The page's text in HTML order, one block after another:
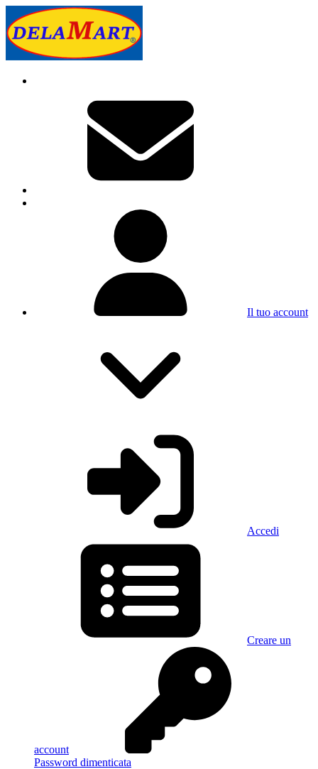
Il tuo account
Accedi
Creare un
account
Password dimenticata